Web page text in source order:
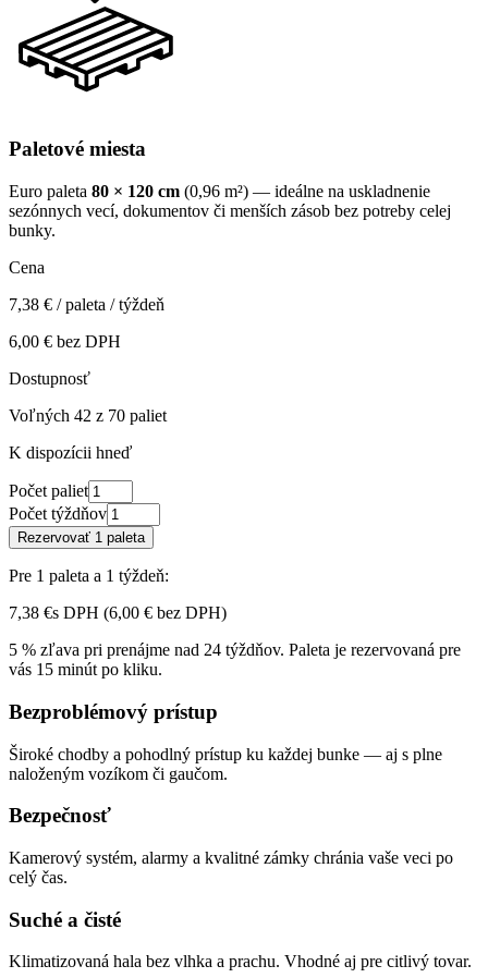
Paletové miesta
Euro paleta 80 × 120 cm (0,96 m²) — ideálne na uskladnenie
sezónnych vecí, dokumentov či menších zásob bez potreby celej
bunky.
Cena
7,38 € / paleta / týždeň
6,00 € bez DPH
Dostupnosť
Voľných 42 z 70 paliet
K dispozícii hneď
Počet paliet
Počet týždňov
Rezervovať 1 paleta
Pre 1 paleta a 1 týždeň:
7,38 €s DPH (6,00 € bez DPH)
5 % zľava pri prenájme nad 24 týždňov. Paleta je rezervovaná pre
vás 15 minút po kliku.
Bezproblémový prístup
Široké chodby a pohodlný prístup ku každej bunke — aj s plne
naloženým vozíkom či gaučom.
Bezpečnosť
Kamerový systém, alarmy a kvalitné zámky chránia vaše veci po
celý čas.
Suché a čisté
Klimatizovaná hala bez vlhka a prachu. Vhodné aj pre citlivý tovar.